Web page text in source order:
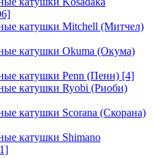
катушки Mitchell (Митчел)
катушки Okuma (Окума)
катушки Penn (Пенн) [4]
катушки Ryobi (Риоби)
катушки Scorana (Скорана)
катушки Shimano